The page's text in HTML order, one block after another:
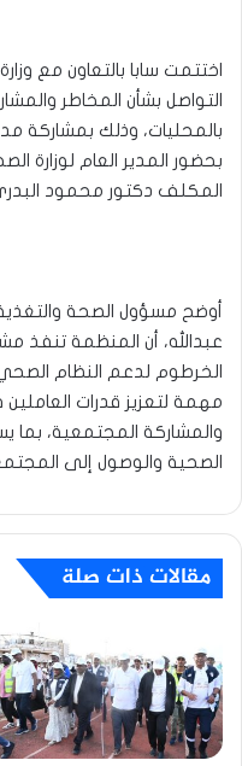
اختتمت سابا بالتعاون مع
التواصل بشأن المخاطر
بالمحليات، وذلك بمشاركة
بحضور المدير العام لوزارة
المكلف دكتور محمود
أوضح مسؤول الصحة
عبدالله، أن المنظمة تنفذ
الخرطوم لدعم النظام
مهمة لتعزيز قدرات
والمشاركة المجتمعية،
الصحية والوصول إلى
مقالات ذات صلة